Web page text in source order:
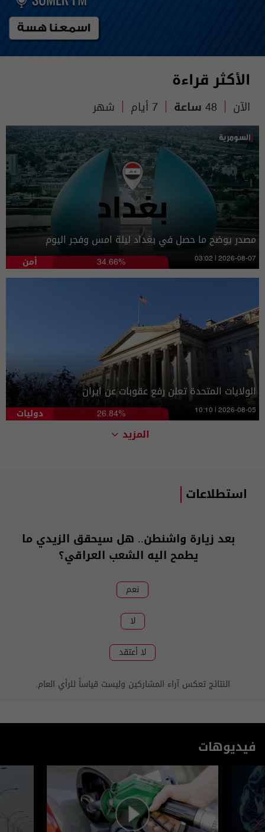
الأكثر قراءة
الآن 48 ساعة 7 أيام شهر
مصدر يوضح ما حصل في بغداد ليلة امس وفجر اليوم
أمن 34.66% 03:02 | 2026-08-07
الولايات المتحدة تعلن رفع عقوبات عن ايران
دوليات 26.84% 10:10 | 2026-08-05
المزيد
استطلاعات
بعد زيارة واشنطن.. هل سيحقق الزيدي ما
يطمح اليه الشعب العراقي؟
نعم
لا
لا أعتقد
النتائج تعكس آراء المشاركين وليست قياساً للرأي العام.
فيديوهات